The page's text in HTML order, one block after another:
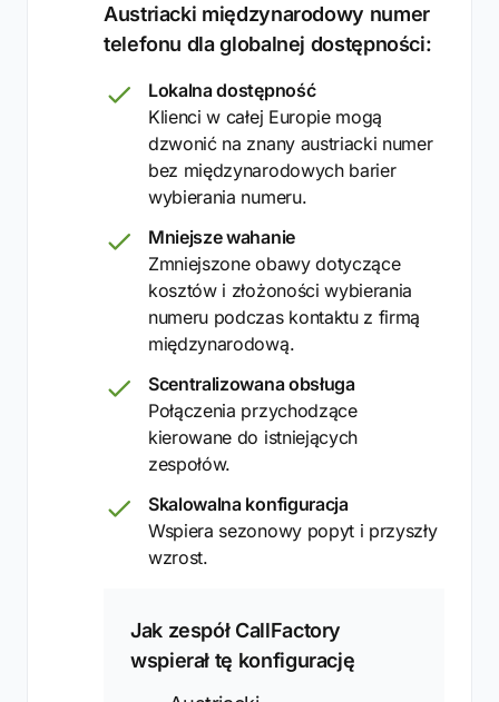
Austriacki międzynarodowy numer
telefonu dla globalnej dostępności:
Lokalna dostępność
Klienci w całej Europie mogą
dzwonić na znany austriacki numer
bez międzynarodowych barier
wybierania numeru.
Mniejsze wahanie
Zmniejszone obawy dotyczące
kosztów i złożoności wybierania
numeru podczas kontaktu z firmą
międzynarodową.
Scentralizowana obsługa
Połączenia przychodzące
kierowane do istniejących
zespołów.
Skalowalna konfiguracja
Wspiera sezonowy popyt i przyszły
wzrost.
Jak zespół CallFactory
wspierał tę konfigurację